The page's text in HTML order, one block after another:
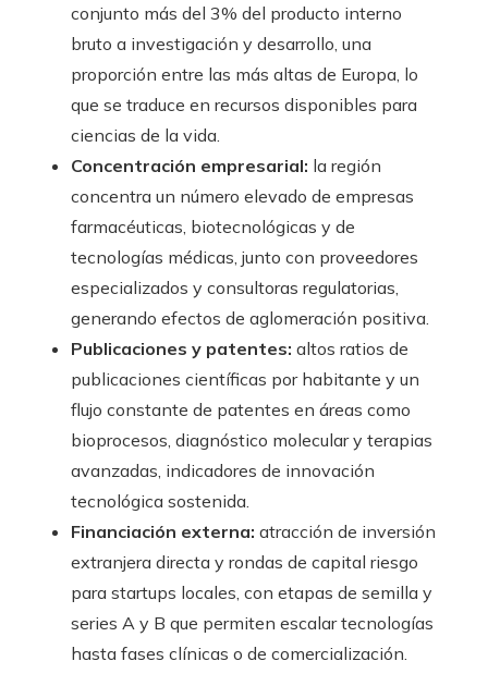
conjunto más del 3% del producto interno
bruto a investigación y desarrollo, una
proporción entre las más altas de Europa, lo
que se traduce en recursos disponibles para
ciencias de la vida.
Concentración empresarial: la región
concentra un número elevado de empresas
farmacéuticas, biotecnológicas y de
tecnologías médicas, junto con proveedores
especializados y consultoras regulatorias,
generando efectos de aglomeración positiva.
Publicaciones y patentes: altos ratios de
publicaciones científicas por habitante y un
flujo constante de patentes en áreas como
bioprocesos, diagnóstico molecular y terapias
avanzadas, indicadores de innovación
tecnológica sostenida.
Financiación externa: atracción de inversión
extranjera directa y rondas de capital riesgo
para startups locales, con etapas de semilla y
series A y B que permiten escalar tecnologías
hasta fases clínicas o de comercialización.